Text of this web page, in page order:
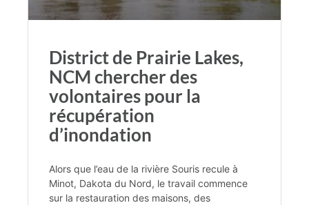
District de Prairie Lakes,
NCM chercher des
volontaires pour la
récupération
d’inondation
Alors que l’eau de la rivière Souris recule à
Minot, Dakota du Nord, le travail commence
sur la restauration des maisons, des